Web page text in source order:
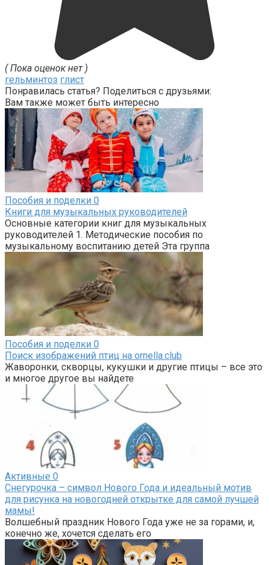
( Пока оценок нет )
гельминтоз глист
Понравилась статья? Поделиться с друзьями:
Вам также может быть интересно
Пособия и поделки 0
Книги для музыкальных руководителей
Основные категории книг для музыкальных
руководителей 1. Методические пособия по
музыкальному воспитанию детей Эта группа
Пособия и поделки 0
Поиск изображений птиц на ornella.club
Жаворонки, скворцы, кукушки и другие птицы – все это
и многое другое вы найдете
Активные 0
Снегурочка – символ Нового Года и идеальный мотив
для рисунка на новогодней открытке для самой лучшей
мамы!
Волшебный праздник Нового Года уже не за горами, и,
конечно же, хочется сделать его